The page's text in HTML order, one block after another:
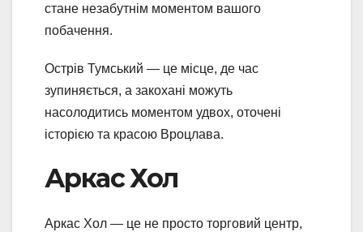
стане незабутнім моментом вашого
побачення.
Острів Тумський — це місце, де час
зупиняється, а закохані можуть
насолодитись моментом удвох, оточені
історією та красою Вроцлава.
Аркас Хол
Аркас Хол — це не просто торговий центр,